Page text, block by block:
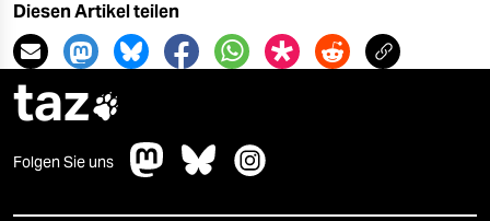
Diesen Artikel teilen
taz
Folgen Sie uns